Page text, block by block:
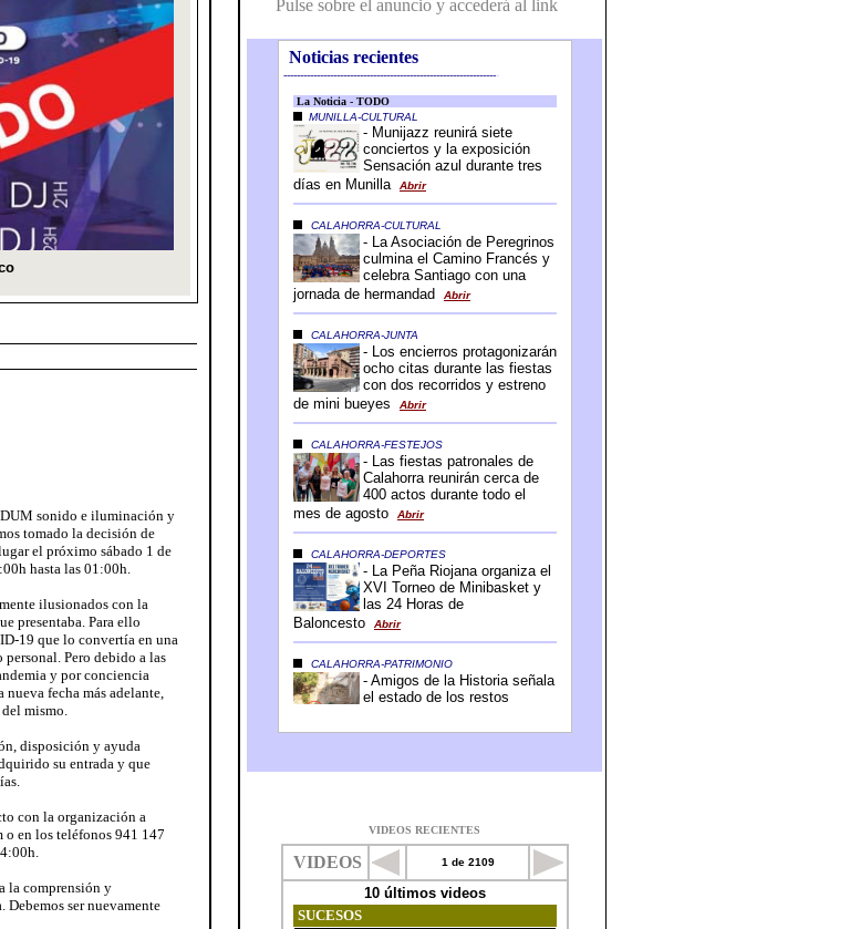
sonido e iluminación y
tomado la decisión de
el próximo sábado 1 de
hasta las 01:00h.
ilusionados con la
presentaba. Para ello
19 que lo convertía en una
Pero debido a las
y por conciencia
fecha más adelante,
mismo.
disposición y ayuda
su entrada y que
con la organización a
en los teléfonos 941 147
la comprensión y
ser nuevamente
Noticias recientes
-----------------------------------------------------------------
VIDEOS RECIENTES